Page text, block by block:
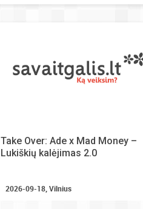
Take Over: Ade x Mad Money –
Lukiškių kalėjimas 2.0
2026-09-18, Vilnius